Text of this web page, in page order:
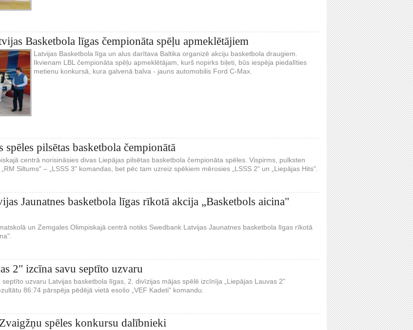
Basketbola līgas čempionāta spēļu apmeklētājiem
Latvijas Basketbola līga un alus darītava Baltika organizē akciju basketbola draugiem.
Ikvienam LBL čempionāta spēļu apmeklētājam, kurš nopirks biļeti, būs iespēja piedalīties
metienu konkursā, kura galvenā balva - jauns automobilis Ford C-Max.
spēles pilsētas basketbola čempionātā
centrā norisināsies divas Liepājas pilsētas basketbola čempionāta spēles. Vispirms, pulksten
Siltums" – „LSSS 3" komandas, bet pēc tam uzreiz spēkiem mērosies „LSSS 2" un „Liepājas Hits".
Jaunatnes basketbola līgas rīkotā akcija „Basketbols aicina"
un Zemgales Olimpiskajā centrā notiks Swedbank Latvijas Jaunatnes basketbola līgas rīkotā
2" izcīna savu septīto uzvaru
uzvaru Latvijas basketbola līgas, 2. divīzijas mājas spēlē izcīnīja „Liepājas Lauvas 2"
86:74 pārspēja pēdējā vietā esošo „VEF Kadeti" komandu.
spēles konkursu dalībnieki